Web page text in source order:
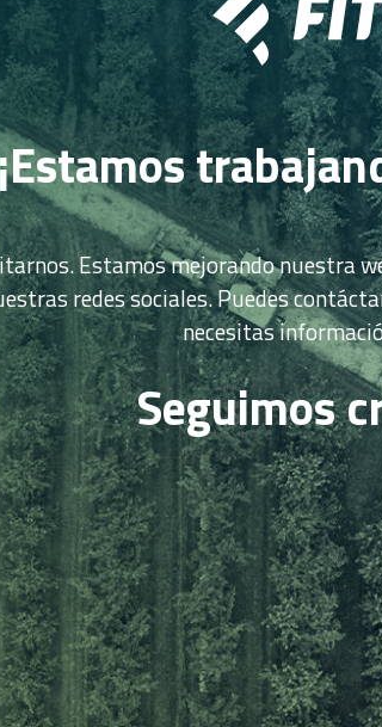
Estamos mejorando nuestra
redes sociales. Puedes
necesitas
Seguimos